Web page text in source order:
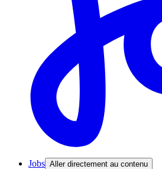
Jobs Aller directement au contenu